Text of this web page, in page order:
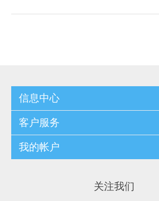
信息中心
客户服务
我的帐户
关注我们